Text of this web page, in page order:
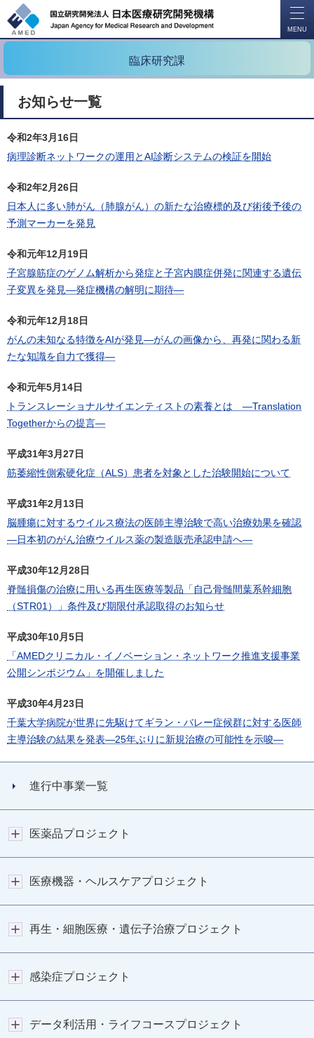
MENU
臨床研究課
お知らせ一覧
令和2年3月16日
病理診断ネットワークの運用とAI診断システムの検証を開始
令和2年2月26日
日本人に多い肺がん（肺腺がん）の新たな治療標的及び術後予後の
予測マーカーを発見
令和元年12月19日
子宮腺筋症のゲノム解析から発症と子宮内膜症併発に関連する遺伝
子変異を発見―発症機構の解明に期待―
令和元年12月18日
がんの未知なる特徴をAIが発見―がんの画像から、再発に関わる新
たな知識を自力で獲得―
令和元年5月14日
トランスレーショナルサイエンティストの素養とは ―Translation
Togetherからの提言―
平成31年3月27日
筋萎縮性側索硬化症（ALS）患者を対象とした治験開始について
平成31年2月13日
脳腫瘍に対するウイルス療法の医師主導治験で高い治療効果を確認
―日本初のがん治療ウイルス薬の製造販売承認申請へ―
平成30年12月28日
脊髄損傷の治療に用いる再生医療等製品「自己骨髄間葉系幹細胞
（STR01）」条件及び期限付承認取得のお知らせ
平成30年10月5日
「AMEDクリニカル・イノベーション・ネットワーク推進支援事業
公開シンポジウム」を開催しました
平成30年4月23日
千葉大学病院が世界に先駆けてギラン・バレー症候群に対する医師
主導治験の結果を発表―25年ぶりに新規治療の可能性を示唆―
進行中事業一覧
医薬品プロジェクト
医療機器・ヘルスケアプロジェクト
再生・細胞医療・遺伝子治療プロジェクト
感染症プロジェクト
データ利活用・ライフコースプロジェクト